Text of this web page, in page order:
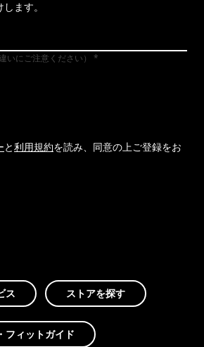
ます。
いにご注意ください）
と利用規約を読み、同意の上ご登録をお
ス ストアを探す
フィットガイド